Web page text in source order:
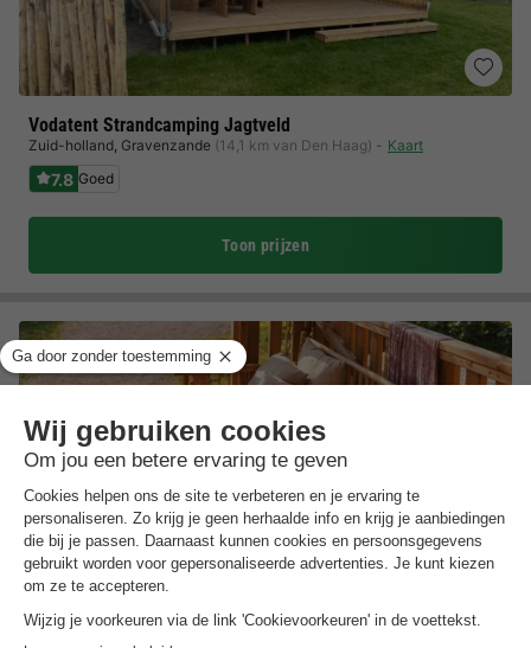
Vodatent Strandcamping Jagtveld
Zuid-holland, Gravenzande (14,1 km van Den Haag) Kaart
7.8 Goed
Toon prijzen
Zuid-holland,Gravenzande (14 km van Den Haag) Kaart